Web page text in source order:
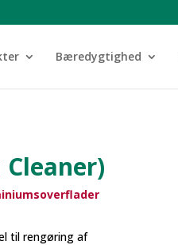
Bæredygtighed
til rengøring af